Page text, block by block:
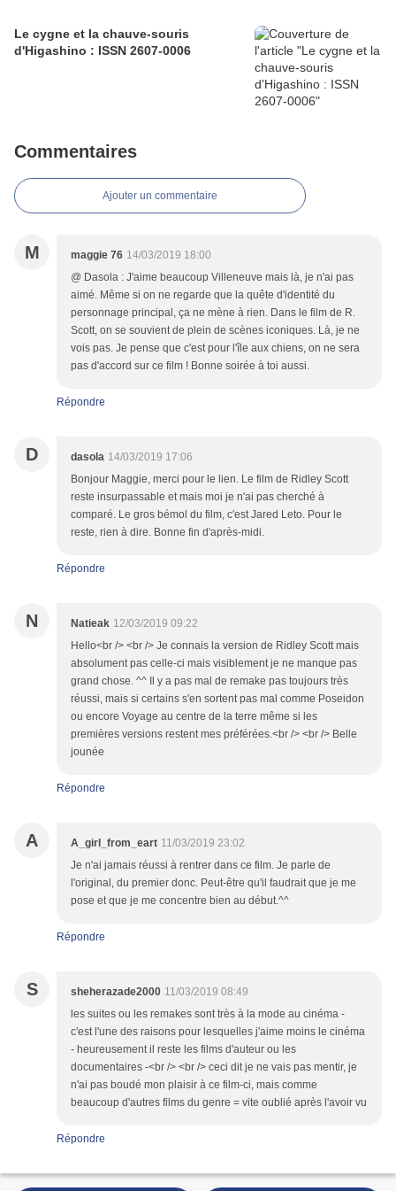
Le cygne et la chauve-souris
d'Higashino : ISSN 2607-0006
Commentaires
Ajouter un commentaire
M maggie 76 14/03/2019 18:00
@ Dasola : J'aime beaucoup Villeneuve mais là, je n'ai pas
aimé. Même si on ne regarde que la quête d'identité du
personnage principal, ça ne mène à rien. Dans le film de R.
Scott, on se souvient de plein de scènes iconiques. Là, je ne
vois pas. Je pense que c'est pour l'île aux chiens, on ne sera
pas d'accord sur ce film ! Bonne soirée à toi aussi.
Répondre
D dasola 14/03/2019 17:06
Bonjour Maggie, merci pour le lien. Le film de Ridley Scott
reste insurpassable et mais moi je n'ai pas cherché à
comparé. Le gros bémol du film, c'est Jared Leto. Pour le
reste, rien à dire. Bonne fin d'après-midi.
Répondre
N Natieak 12/03/2019 09:22
Hello<br /> <br /> Je connais la version de Ridley Scott mais
absolument pas celle-ci mais visiblement je ne manque pas
grand chose. ^^ Il y a pas mal de remake pas toujours très
réussi, mais si certains s'en sortent pas mal comme Poseidon
ou encore Voyage au centre de la terre même si les
premières versions restent mes préférées.<br /> <br /> Belle
jounée
Répondre
A A_girl_from_eart 11/03/2019 23:02
Je n'ai jamais réussi à rentrer dans ce film. Je parle de
l'original, du premier donc. Peut-être qu'il faudrait que je me
pose et que je me concentre bien au début.^^
Répondre
S sheherazade2000 11/03/2019 08:49
les suites ou les remakes sont très à la mode au cinéma -
c'est l'une des raisons pour lesquelles j'aime moins le cinéma
- heureusement il reste les films d'auteur ou les
documentaires -<br /> <br /> ceci dit je ne vais pas mentir, je
n'ai pas boudé mon plaisir à ce film-ci, mais comme
beaucoup d'autres films du genre = vite oublié après l'avoir vu
Répondre